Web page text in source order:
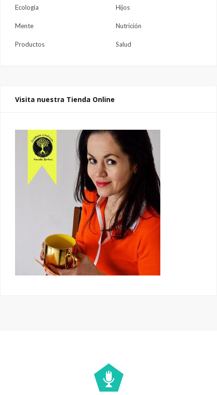
Ecologia Hijos
Mente Nutrición
Productos Salud
Visita nuestra Tienda Online